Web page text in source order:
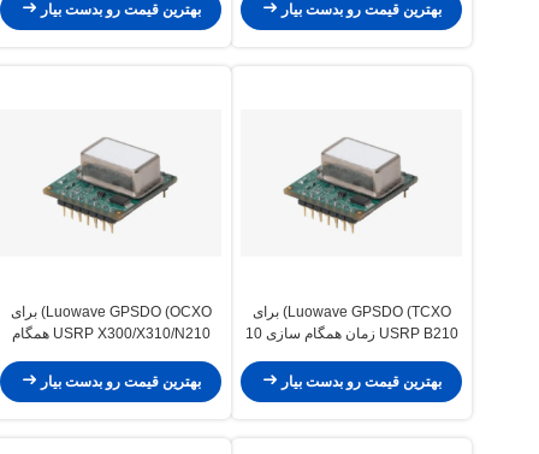
بهترین قیمت رو بدست بیار
بهترین قیمت رو بدست بیار
Luowave GPSDO (TCXO) برای
USRP B210 زمان همگام سازی 10
بهترین قیمت رو بدست بیار
Luowave GPSDO (OCXO) برای
USRP X300/X310/N210 همگام
1 PPS
بهترین قیمت رو بدست بیار